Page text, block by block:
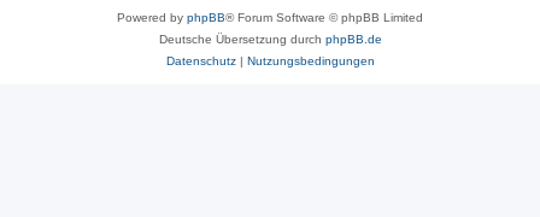
Powered by phpBB® Forum Software © phpBB Limited
Deutsche Übersetzung durch phpBB.de
Datenschutz| Nutzungsbedingungen